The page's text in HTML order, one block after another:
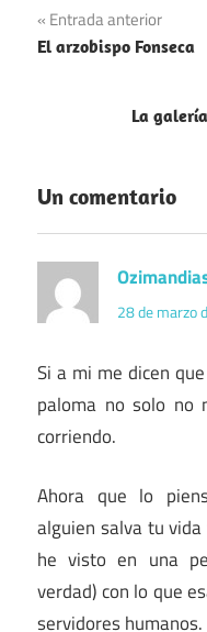
Navegación
de
entradas
Entrada anterior
El arzobispo Fonseca
La
Un comentario
28 de marzo
Si a mi me dicen
paloma no solo no
corriendo.
Ahora que lo
alguien salva tu
he visto en una
verdad) con lo que
servidores humanos.